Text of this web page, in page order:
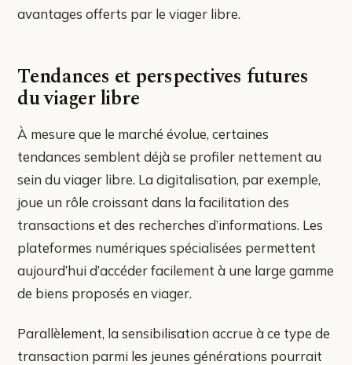
avantages offerts par le viager libre.
Tendances et perspectives futures
du viager libre
À mesure que le marché évolue, certaines
tendances semblent déjà se profiler nettement au
sein du viager libre. La digitalisation, par exemple,
joue un rôle croissant dans la facilitation des
transactions et des recherches d’informations. Les
plateformes numériques spécialisées permettent
aujourd’hui d’accéder facilement à une large gamme
de biens proposés en viager.
Parallèlement, la sensibilisation accrue à ce type de
transaction parmi les jeunes générations pourrait